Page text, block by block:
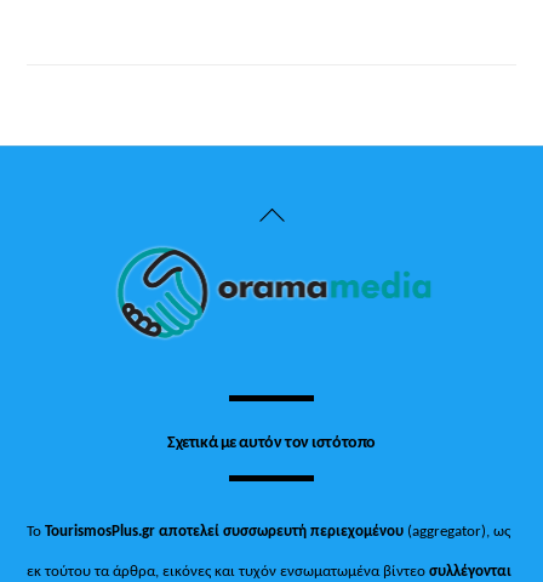
Back
Top
Σχετικά με αυτόν τον ιστότοπο
ΤοTourismosPlus.gr αποτελεί συσσωρευτή περιεχομένου (aggregator), ως
εκ τούτου τα άρθρα, εικόνες και τυχόν ενσωματωμένα βίντεοσυλλέγονται